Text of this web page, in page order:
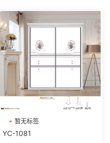
暂无标签
YC-1081